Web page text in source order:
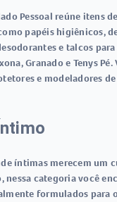
Pessoal reúne itens
papéis higiênicos,
e talcos para
Granado e Tenys
e modeladores
íntimas merecem um
nessa categoria você
formulados para